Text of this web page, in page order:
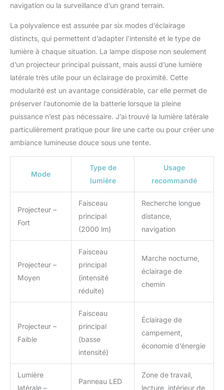
de batterie externe, vous
vos appareils en cas
d'urgence ou en voyage
en plein air. Comprend
un bracelet pratique pour
un transport facile et une
accessibilité afin de vous
assurer que vous êtes
toujours à portée de
avez le plus besoin.
navigation ou la surveillance d’un grand terrain.
La polyvalence est assurée par six modes d’éclairage
distincts, qui permettent d’adapter l’intensité et le type de
lumière à chaque situation. La lampe dispose non seulement
d’un projecteur principal puissant, mais aussi d’une lumière
latérale très utile pour un éclairage de proximité. Cette
modularité est un avantage considérable, car elle permet de
préserver l’autonomie de la batterie lorsque la pleine
puissance n’est pas nécessaire. J’ai trouvé la lumière latérale
particulièrement pratique pour lire une carte ou pour créer une
ambiance lumineuse douce sous une tente.
Mode
Type de
lumière
Usage
recommandé
Projecteur –
Fort
Faisceau
principal
(2000 lm)
Recherche longue
distance,
navigation
Projecteur –
Moyen
Faisceau
principal
(intensité
réduite)
Marche nocturne,
éclairage de
chemin
Projecteur –
Faible
Faisceau
principal
(basse
intensité)
Éclairage de
campement,
économie d’énergie
Lumière
latérale –
Panneau LED
Zone de travail,
lecture, intérieur de